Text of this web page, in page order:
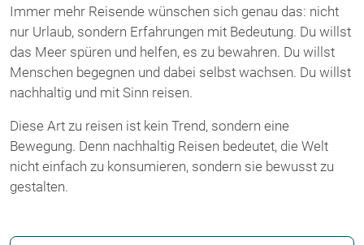
Immer mehr Reisende wünschen sich genau das: nicht
nur Urlaub, sondern Erfahrungen mit Bedeutung. Du willst
das Meer spüren und helfen, es zu bewahren. Du willst
Menschen begegnen und dabei selbst wachsen. Du willst
nachhaltig und mit Sinn reisen.
Diese Art zu reisen ist kein Trend, sondern eine
Bewegung. Denn nachhaltig Reisen bedeutet, die Welt
nicht einfach zu konsumieren, sondern sie bewusst zu
gestalten.